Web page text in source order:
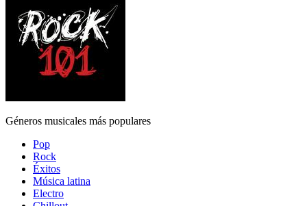
Géneros musicales más populares
Pop
Rock
Éxitos
Música latina
Electro